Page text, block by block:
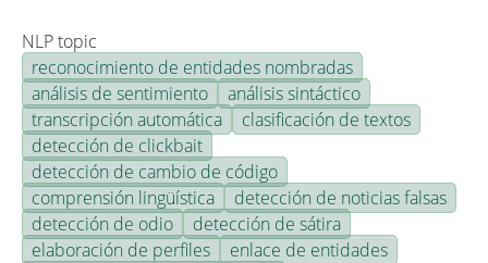
NLP topic
reconocimiento de entidades nombradas
análisis de sentimiento
análisis sintáctico
transcripción automática
clasificación de textos
detección de clickbait
detección de cambio de código
comprensión lingüística
detección de noticias falsas
detección de odio
detección de sátira
elaboración de perfiles
enlace de entidades